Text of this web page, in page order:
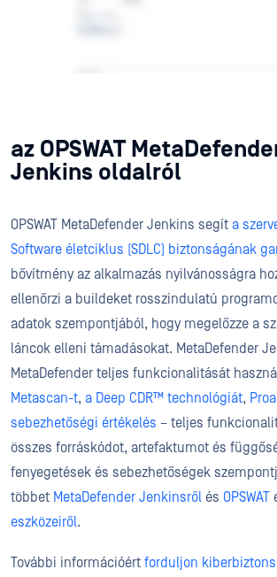
az OPSWAT
Jenkins oldalról
OPSWAT MetaDefender Jenkins segít a
Software életciklus (SDLC) biztonságának
bővítmény az alkalmazás nyilvánosságra
ellenőrzi a buildeket rosszindulatú
adatok szempontjából, hogy megelőzze a
láncok elleni támadásokat. MetaDefender
MetaDefender teljes funkcionalitását
Metascan-t, a Deep CDR™ technológiát,
sebezhetőségi értékelés – teljes
összes forráskódot, artefaktumot és
fenyegetések és sebezhetőségek
többet MetaDefender Jenkinsről és OPSWAT
eszközeiről.
További információért forduljon